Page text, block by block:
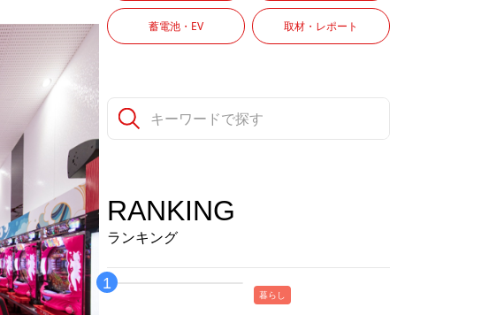
蓄電池・EV 取材・レポート
RANKING
ランキング
暮らし